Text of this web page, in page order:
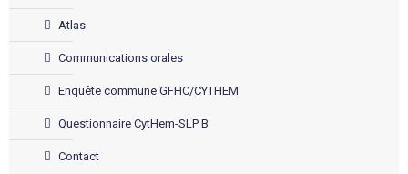
Atlas
Communications orales
Enquête commune GFHC/CYTHEM
Questionnaire CytHem-SLP B
Contact